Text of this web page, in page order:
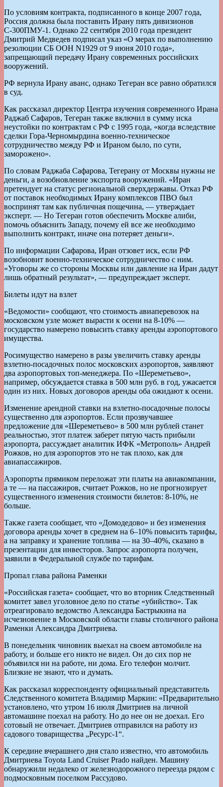
По условиям контракта, подписанного в конце 2007 года,
Россия должна была поставить Ирану пять дивизионов
С-300ПМУ-1. Однако 22 сентября 2010 года президент
Дмитрий Медведев подписал указ «О мерах по выполнению
резолюции СБ ООН N1929 от 9 июня 2010 года»,
запрещающий передачу Ирану современных российских
вооружений.
РФ вернула Ирану аванс, однако Тегеран все равно обратился
в суд.
Как рассказал директор Центра изучения современного Ирана
Раджаб Сафаров, Тегеран также включил в сумму иска
неустойки по контрактам с РФ с 1995 года, «когда вследствие
сделки Гора-Черномырдина военно-техническое
сотрудничество между РФ и Ираном было, по сути,
заморожено».
По словам Раджаба Сафарова, Тегерану от Москвы нужны не
деньги, а возобновление экспорта вооружений. «Иран
претендует на статус региональной сверхдержавы. Отказ РФ
от поставок необходимых Ирану комплексов ПВО был
воспринят там как публичная пощечина, — утверждает
эксперт. — Но Тегеран готов обеспечить Москве алиби,
помочь объяснить Западу, почему ей все же необходимо
выполнить контракт, иначе она потеряет деньги».
По информации Сафарова, Иран отзовет иск, если РФ
возобновит военно-техническое сотрудничество с ним.
«Уговоры же со стороны Москвы или давление на Иран дадут
лишь обратный результат», — предупреждает эксперт.
Билеты идут на взлет
«Ведомости» сообщают, что стоимость авиаперевозок на
московском узле может вырасти к осени на 8-10% —
государство намерено повысить ставку аренды аэропортового
имущества.
Росимущество намерено в разы увеличить ставку аренды
взлетно-посадочных полос московских аэропортов, заявляют
два аэропортовых топ-менеджера. По «Шереметьево»,
например, обсуждается ставка в 500 млн руб. в год, ужасается
один из них. Новых договоров аренды оба ожидают к осени.
Изменение арендной ставки на взлетно-посадочные полосы
существенно для аэропортов. Если прозвучавшее
предложение для «Шереметьево» в 500 млн рублей станет
реальностью, этот платеж заберет пятую часть прибыли
аэропорта, рассуждает аналитик ИФК «Метрополь» Андрей
Рожков, но для аэропортов это не так плохо, как для
авиапассажиров.
Аэропорты прямиком переложат эти платы на авиакомпании,
а те — на пассажиров, считает Рожков, но не прогнозирует
существенного изменения стоимости билетов: 8-10%, не
больше.
Также газета сообщает, что «Домодедово» и без изменения
договора аренды хочет в среднем на 6–10% повысить тарифы,
а на заправку и хранение топлива — на 30–40%, сказано в
презентации для инвесторов. Запрос аэропорта получен,
заявили в Федеральной службе по тарифам.
Пропал глава района Раменки
«Российская газета» сообщает, что во вторник Следственный
комитет завел уголовное дело по статье «убийство». Так
отреагировало ведомство Александра Бастрыкина на
исчезновение в Московской области главы столичного района
Раменки Александра Дмитриева.
В понедельник чиновник выехал на своем автомобиле на
работу, и больше его никто не видел. Он до сих пор не
объявился ни на работе, ни дома. Его телефон молчит.
Близкие не знают, что и думать.
Как рассказал корреспонденту официальный представитель
Следственного комитета Владимир Маркин: «Предварительно
установлено, что утром 16 июля Дмитриев на личной
автомашине поехал на работу. Но до нее он не доехал. Его
сотовый не отвечает. Дмитриев отправился на работу из
садового товарищества „Ресурс-1“.
К середине вчерашнего дня стало известно, что автомобиль
Дмитриева Toyota Land Cruiser Prado найден. Машину
обнаружили недалеко от железнодорожного переезда рядом с
подмосковным поселком Рассудово.